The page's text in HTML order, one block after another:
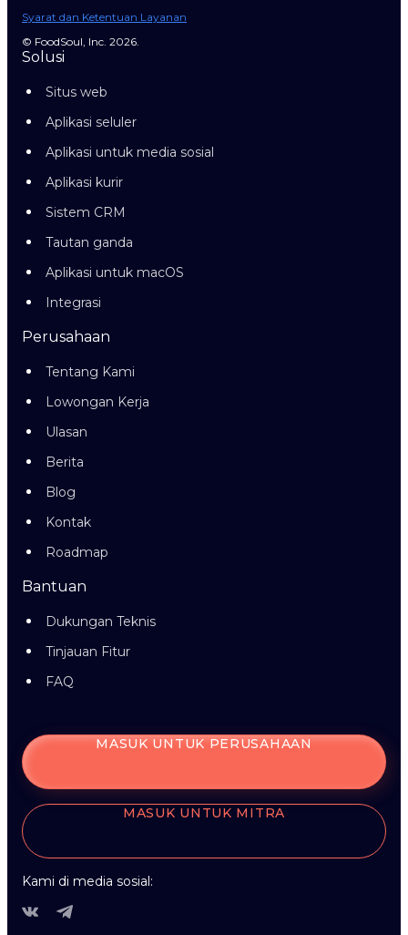
Syarat dan Ketentuan Layanan
© FoodSoul, Inc. 2026.
Solusi
Situs web
Aplikasi seluler
Aplikasi untuk media sosial
Aplikasi kurir
Sistem CRM
Tautan ganda
Aplikasi untuk macOS
Integrasi
Perusahaan
Tentang Kami
Lowongan Kerja
Ulasan
Berita
Blog
Kontak
Roadmap
Bantuan
Dukungan Teknis
Tinjauan Fitur
FAQ
MASUK UNTUK PERUSAHAAN
MASUK UNTUK MITRA
Kami di media sosial: